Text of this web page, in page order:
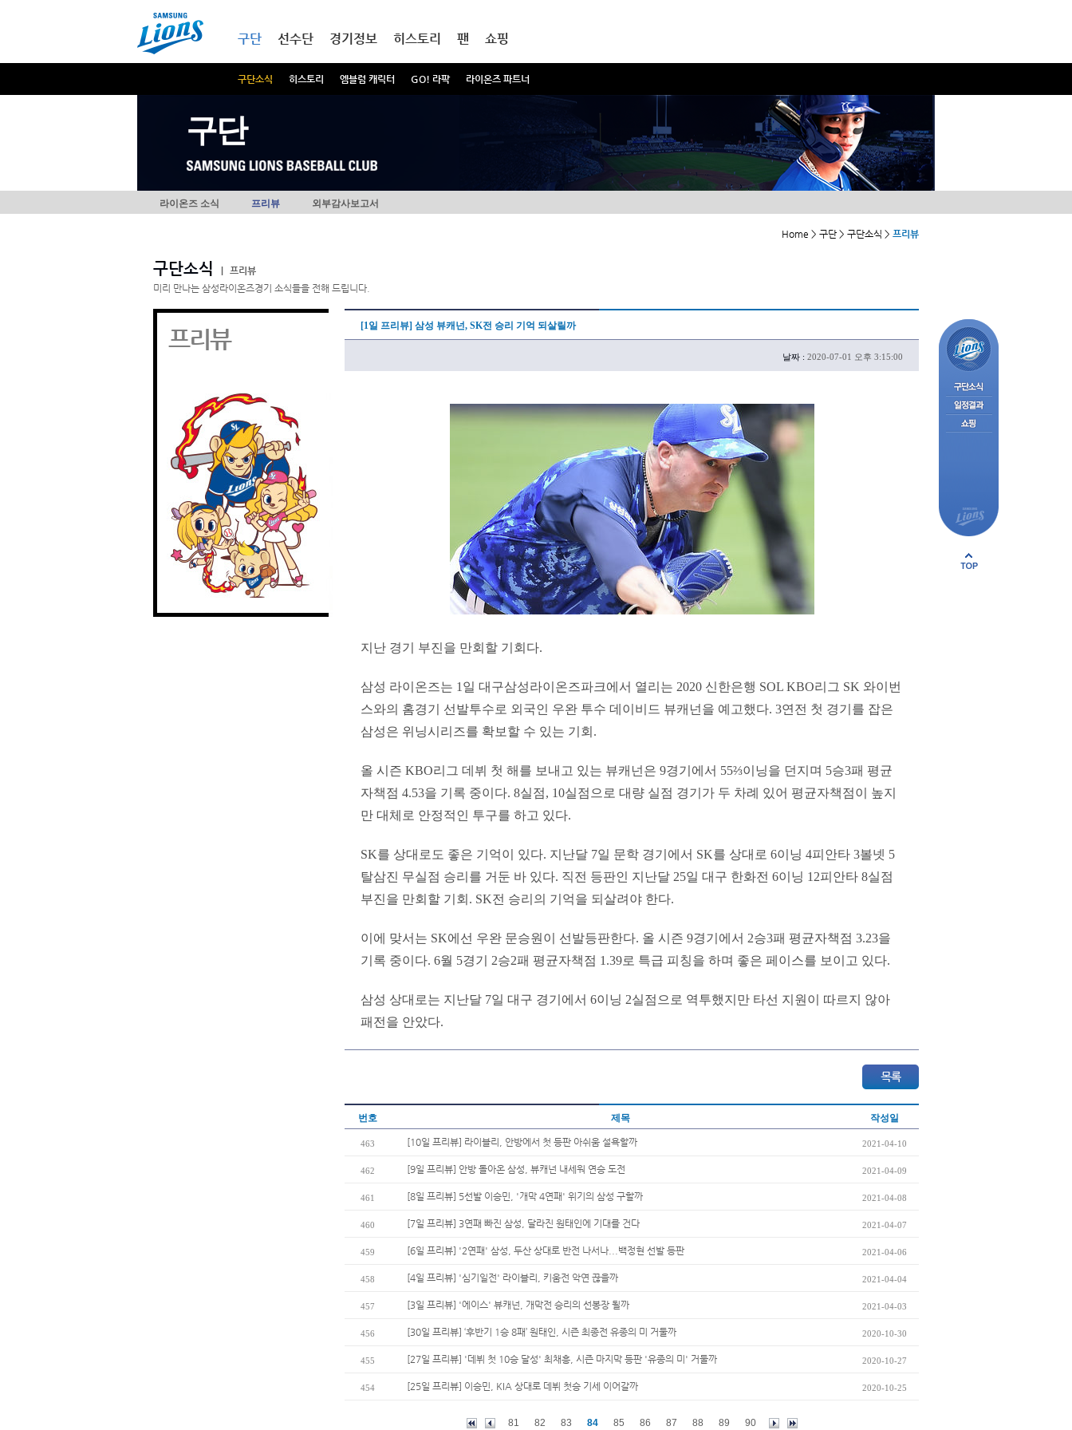
구단
구단소식 히스토리 엠블럼 캐릭터 GO! 라팍 라이온즈 파트너
선수단 경기정보 히스토리 팬 쇼핑
구단
라이온즈 소식 프리뷰 외부감사보고서
Home > 구단 > 구단소식 > 프리뷰
구단소식
프리뷰
미리 만나는 삼성라이온즈경기 소식들을 전해 드립니다.
프리뷰 [1일 프리뷰] 삼성 뷰캐넌, SK전 승리 기억 되살릴까
날짜 : 2020-07-01 오후 3:15:00
지난 경기 부진을 만회할 기회다.
삼성 라이온즈는 1일 대구삼성라이온즈파크에서 열리는 2020 신한은행 SOL KBO리그 SK 와이번
스와의 홈경기 선발투수로 외국인 우완 투수 데이비드 뷰캐넌을 예고했다. 3연전 첫 경기를 잡은
삼성은 위닝시리즈를 확보할 수 있는 기회.
올 시즌 KBO리그 데뷔 첫 해를 보내고 있는 뷰캐넌은 9경기에서 55⅔이닝을 던지며 5승3패 평균
자책점 4.53을 기록 중이다. 8실점, 10실점으로 대량 실점 경기가 두 차례 있어 평균자책점이 높지
만 대체로 안정적인 투구를 하고 있다.
SK를 상대로도 좋은 기억이 있다. 지난달 7일 문학 경기에서 SK를 상대로 6이닝 4피안타 3볼넷 5
탈삼진 무실점 승리를 거둔 바 있다. 직전 등판인 지난달 25일 대구 한화전 6이닝 12피안타 8실점
부진을 만회할 기회. SK전 승리의 기억을 되살려야 한다.
이에 맞서는 SK에선 우완 문승원이 선발등판한다. 올 시즌 9경기에서 2승3패 평균자책점 3.23을
기록 중이다. 6월 5경기 2승2패 평균자책점 1.39로 특급 피칭을 하며 좋은 페이스를 보이고 있다.
삼성 상대로는 지난달 7일 대구 경기에서 6이닝 2실점으로 역투했지만 타선 지원이 따르지 않아
패전을 안았다.
번호 제목 작성일
463 [10일 프리뷰] 라이블리, 안방에서 첫 등판 아쉬움 설욕할까 2021-04-10
462 [9일 프리뷰] 안방 돌아온 삼성, 뷰캐넌 내세워 연승 도전 2021-04-09
461 [8일 프리뷰] 5선발 이승민, '개막 4연패' 위기의 삼성 구할까 2021-04-08
460 [7일 프리뷰] 3연패 빠진 삼성, 달라진 원태인에 기대를 건다 2021-04-07
459 [6일 프리뷰] '2연패' 삼성, 두산 상대로 반전 나서나...백정현 선발 등판 2021-04-06
458 [4일 프리뷰] '심기일전' 라이블리, 키움전 악연 끊을까 2021-04-04
457 [3일 프리뷰] '에이스' 뷰캐넌, 개막전 승리의 선봉장 될까 2021-04-03
456 [30일 프리뷰] ‘후반기 1승 8패’ 원태인, 시즌 최종전 유종의 미 거둘까 2020-10-30
455 [27일 프리뷰] '데뷔 첫 10승 달성' 최채흥, 시즌 마지막 등판 '유종의 미' 거둘까 2020-10-27
454 [25일 프리뷰] 이승민, KIA 상대로 데뷔 첫승 기세 이어갈까 2020-10-25
81 82 83 84 85 86 87 88 89 90